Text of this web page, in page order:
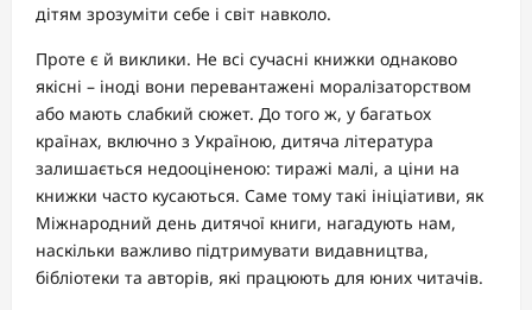
дітям зрозуміти себе і світ навколо.
Проте є й виклики. Не всі сучасні книжки однаково
якісні – іноді вони перевантажені моралізаторством
або мають слабкий сюжет. До того ж, у багатьох
країнах, включно з Україною, дитяча література
залишається недооціненою: тиражі малі, а ціни на
книжки часто кусаються. Саме тому такі ініціативи, як
Міжнародний день дитячої книги, нагадують нам,
наскільки важливо підтримувати видавництва,
бібліотеки та авторів, які працюють для юних читачів.